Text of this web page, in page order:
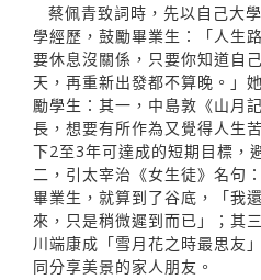
蔡佩青致詞時，先以自己大
學經歷，鼓勵畢業生：「人生
要休息沒關係，只要你知道自
天，再重新出發都不算晚。」
勵學生：其一，中島敦《山月
長，想要有所作為又覺得人生
下2至3年可達成的短期目標，
二，引太宰治《女生徒》名句
畢業生，就算到了谷底，「我
來，只是稍微遲到而已」；其
川端康成「雪月花之時最思友
同分享美景的家人朋友。